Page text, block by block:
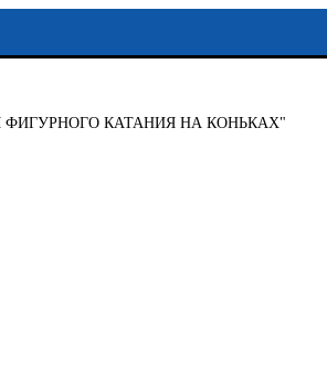
КАТАНИЯ НА КОНЬКАХ"